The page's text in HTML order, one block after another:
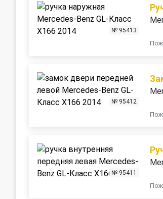
электрика
№ 95413
№ 95412
№ 95411